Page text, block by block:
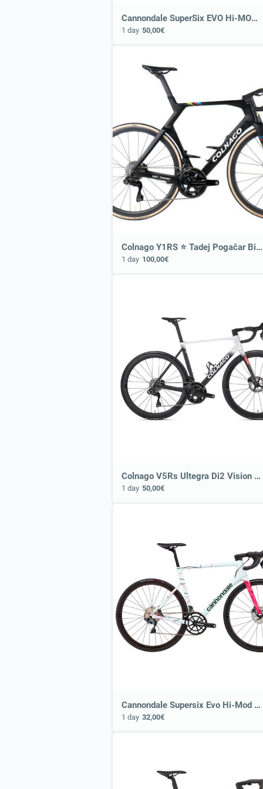
Cannondale SuperSix EVO Hi-MOD 1 ⭐ Most Exclusive Cannondale Bike
1 day 50,00€
Colnago Y1RS ⭐ Tadej Pogačar Bike
1 day 100,00€
Colnago V5Rs Ultegra Di2 Vision SC 45 ⭐ Most Exclusive Bike
1 day 50,00€
Cannondale Supersix Evo Hi-Mod Disc Ultegra or Similar
1 day 32,00€